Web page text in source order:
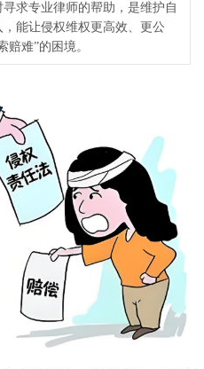
求专业律师的帮助，是维护自
能让侵权维权更高效、更公
赔难”的困境。